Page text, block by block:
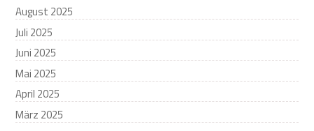
August 2025
Juli 2025
Juni 2025
Mai 2025
April 2025
März 2025